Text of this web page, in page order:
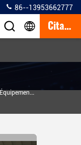
86--13953662777
Citation
Équipement De Dragage De Sable De 48 M De Longueur WN650 Pour Dragage De Sable De 14 M Dans La Rivière YSCSD650